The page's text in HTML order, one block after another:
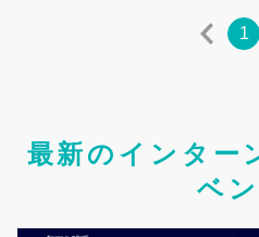
1
最新のインター
ベン